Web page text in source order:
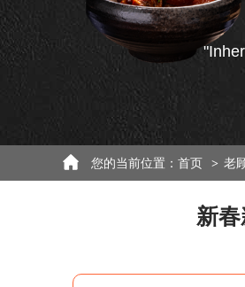
您的当前位置： 首页 > 老
新